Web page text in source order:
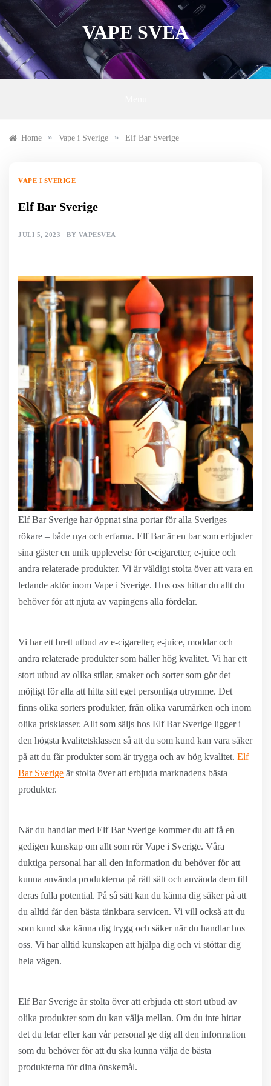
to
content
VAPE SVEA
Home » Vape i Sverige » Elf Bar Sverige
VAPE I SVERIGE
Elf Bar Sverige
JULI 5, 2023 BY VAPESVEA
Elf Bar Sverige har öppnat sina portar för alla Sveriges
rökare – både nya och erfarna. Elf Bar är en bar som erbjuder
sina gäster en unik upplevelse för e-cigaretter, e-juice och
andra relaterade produkter. Vi är väldigt stolta över att vara en
ledande aktör inom Vape i Sverige. Hos oss hittar du allt du
behöver för att njuta av vapingens alla fördelar.
Vi har ett brett utbud av e-cigaretter, e-juice, moddar och
andra relaterade produkter som håller hög kvalitet. Vi har ett
stort utbud av olika stilar, smaker och sorter som gör det
möjligt för alla att hitta sitt eget personliga utrymme. Det
finns olika sorters produkter, från olika varumärken och inom
olika prisklasser. Allt som säljs hos Elf Bar Sverige ligger i
den högsta kvalitetsklassen så att du som kund kan vara säker
på att du får produkter som är trygga och av hög kvalitet. Elf
Bar Sverige är stolta över att erbjuda marknadens bästa
produkter.
När du handlar med Elf Bar Sverige kommer du att få en
gedigen kunskap om allt som rör Vape i Sverige. Våra
duktiga personal har all den information du behöver för att
kunna använda produkterna på rätt sätt och använda dem till
deras fulla potential. På så sätt kan du känna dig säker på att
du alltid får den bästa tänkbara servicen. Vi vill också att du
som kund ska känna dig trygg och säker när du handlar hos
oss. Vi har alltid kunskapen att hjälpa dig och vi stöttar dig
hela vägen.
Elf Bar Sverige är stolta över att erbjuda ett stort utbud av
olika produkter som du kan välja mellan. Om du inte hittar
det du letar efter kan vår personal ge dig all den information
som du behöver för att du ska kunna välja de bästa
produkterna för dina önskemål.